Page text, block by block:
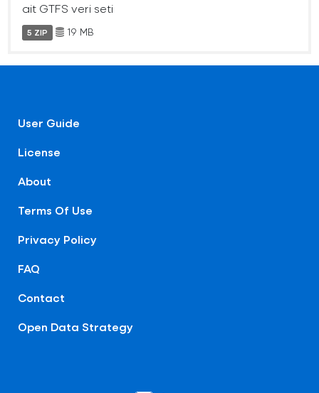
ait GTFS veri seti
5 ZIP 19 MB
User Guide
License
About
Terms Of Use
Privacy Policy
FAQ
Contact
Open Data Strategy